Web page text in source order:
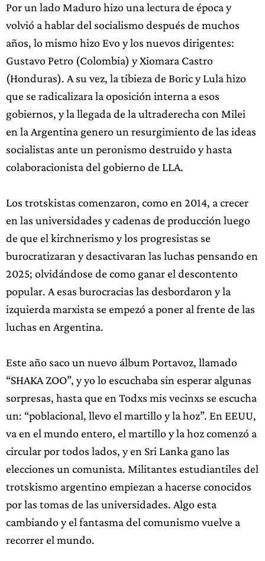
Por un lado Maduro hizo una lectura de época y
volvió a hablar del socialismo después de muchos
años, lo mismo hizo Evo y los nuevos dirigentes:
Gustavo Petro (Colombia) y Xiomara Castro
(Honduras). A su vez, la tibieza de Boric y Lula hizo
que se radicalizara la oposición interna a esos
gobiernos, y la llegada de la ultraderecha con Milei
en la Argentina genero un resurgimiento de las ideas
socialistas ante un peronismo destruido y hasta
colaboracionista del gobierno de LLA.
Los trotskistas comenzaron, como en 2014, a crecer
en las universidades y cadenas de producción luego
de que el kirchnerismo y los progresistas se
burocratizaran y desactivaran las luchas pensando en
2025; olvidándose de como ganar el descontento
popular. A esas burocracias las desbordaron y la
izquierda marxista se empezó a poner al frente de las
luchas en Argentina.
Este año saco un nuevo álbum Portavoz, llamado
“SHAKA ZOO”, y yo lo escuchaba sin esperar algunas
sorpresas, hasta que en Todxs mis vecinxs se escucha
un: “poblacional, llevo el martillo y la hoz”. En EEUU,
va en el mundo entero, el martillo y la hoz comenzó a
circular por todos lados, y en Sri Lanka gano las
elecciones un comunista. Militantes estudiantiles del
trotskismo argentino empiezan a hacerse conocidos
por las tomas de las universidades. Algo esta
cambiando y el fantasma del comunismo vuelve a
recorrer el mundo.